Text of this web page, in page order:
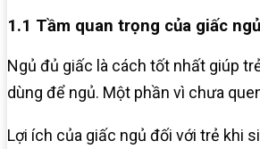
1.1 Tầm quan trọng của giấc
Ngủ đủ giấc là cách tốt nhất giúp
dùng để ngủ. Một phần vì chưa
Lợi ích của giấc ngủ đối với trẻ khi